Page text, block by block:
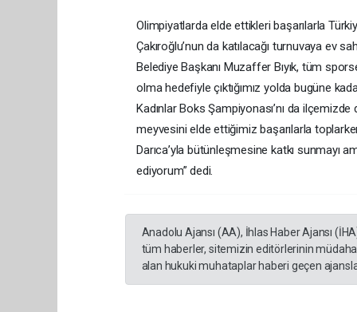
Olimpiyatlarda elde ettikleri başarılarla
Çakıroğlu’nun da katılacağı turnuvaya ev
Belediye Başkanı Muzaffer Bıyık, tüm
olma hedefiyle çıktığımız yolda bugüne
Kadınlar Boks Şampiyonası’nı da
meyvesini elde ettiğimiz başarılarla
Darıca’yla bütünleşmesine katkı sunmayı
ediyorum” dedi.
Anadolu Ajansı (AA), İhlas Haber Ajansı
tüm haberler, sitemizin editörlerinin
alan hukuki muhataplar haberi geçen